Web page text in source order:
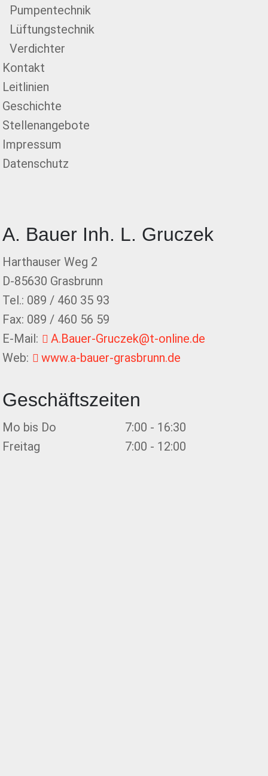
Pumpentechnik
Lüftungstechnik
Verdichter
Kontakt
Leitlinien
Geschichte
Stellenangebote
Impressum
Datenschutz
A. Bauer Inh. L. Gruczek
Harthauser Weg 2
D-85630 Grasbrunn
Tel.: 089 / 460 35 93
Fax: 089 / 460 56 59
E-Mail:
A.Bauer-Gruczek@t-online.de
Web:
www.a-bauer-grasbrunn.de
Geschäftszeiten
Mo bis Do
7:00 - 16:30
Freitag
7:00 - 12:00